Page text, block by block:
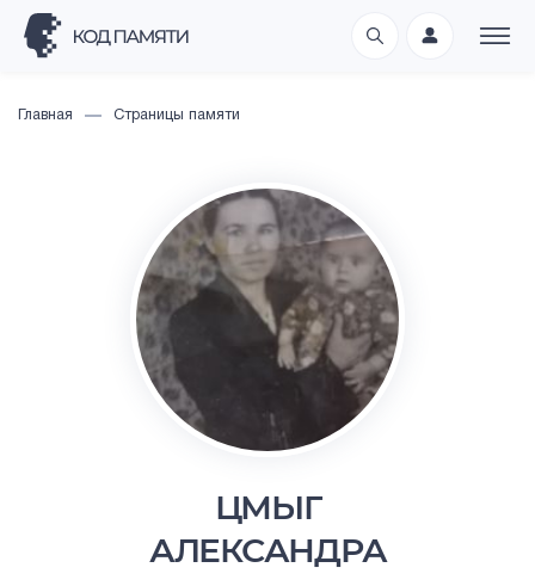
Главная Страницы памяти
ЦМЫГ
АЛЕКСАНДРА